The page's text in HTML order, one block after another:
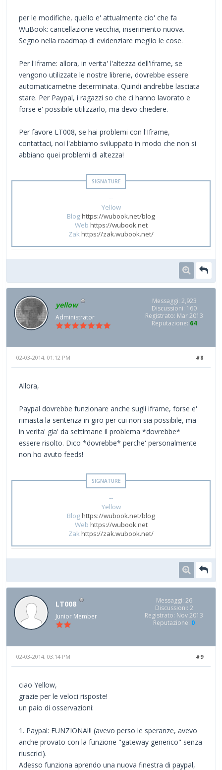
per le modifiche, quello e' attualmente cio' che fa
WuBook: cancellazione vecchia, inserimento nuova.
Segno nella roadmap di evidenziare meglio le cose.
Per l'Iframe: allora, in verita' l'altezza dell'iframe, se
vengono utilizzate le nostre librerie, dovrebbe essere
automaticametne determinata. Quindi andrebbe lasciata
stare. Per Paypal, i ragazzi so che ci hanno lavorato e
forse e' possibile utilizzarlo, ma devo chiedere.
Per favore LT008, se hai problemi con l'Iframe,
contattaci, noi l'abbiamo sviluppato in modo che non si
abbiano quei problemi di altezza!
--
Yellow
Bloghttps://wubook.net/blog
Web https://wubook.net
Zakhttps://zak.wubook.net/
yellow
Administrator
Messaggi: 2,923
Discussioni: 160
Registrato: Mar 2013
Reputazione: 64
#8
02-03-2014, 01:12 PM
Allora,
Paypal dovrebbe funzionare anche sugli iframe, forse e'
rimasta la sentenza in giro per cui non sia possibile, ma
in verita' gia' da settimane il problema *dovrebbe*
essere risolto. Dico *dovrebbe* perche' personalmente
non ho avuto feeds!
--
Yellow
Bloghttps://wubook.net/blog
Web https://wubook.net
Zakhttps://zak.wubook.net/
LT008
Junior Member
Messaggi: 26
Discussioni: 2
Registrato: Nov 2013
Reputazione: 0
#9
02-03-2014, 03:14 PM
ciao Yellow,
grazie per le veloci risposte!
un paio di osservazioni:
1. Paypal: FUNZIONA!!! (avevo perso le speranze, avevo
anche provato con la funzione "gateway generico" senza
riuscrici).
Adesso funziona aprendo una nuova finestra di paypal,